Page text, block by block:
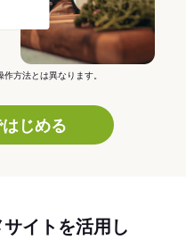
方法とは異なります。
じめる
イトを活用し